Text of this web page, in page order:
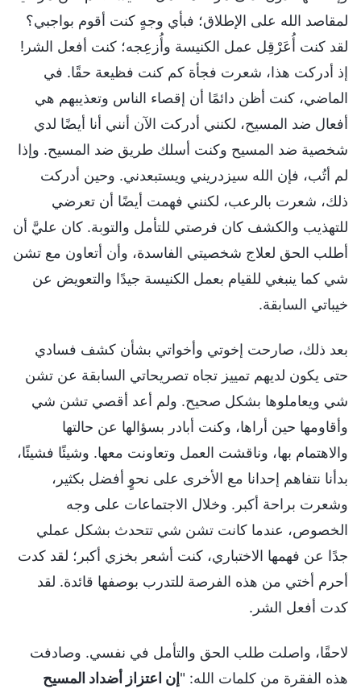
لمقاصد الله على الإطلاق؛ فبأي وجهٍ كنت أقوم بواجبي؟
لقد كنت أُعَرْقِل عمل الكنيسة وأُزعِجه؛ كنت أفعل الشر!
إذ أدركت هذا، شعرت فجأة كم كنت فظيعة حقًا. في
الماضي، كنت أظن دائمًا أن إقصاء الناس وتعذيبهم هي
أفعال ضد المسيح، لكنني أدركت الآن أنني أنا أيضًا لدي
شخصية ضد المسيح وكنت أسلك طريق ضد المسيح. وإذا
لم أتُب، فإن الله سيزدريني ويستبعدني. وحين أدركت
ذلك، شعرت بالرعب، لكنني فهمت أيضًا أن تعرضي
للتهذيب والكشف كان فرصتي للتأمل والتوبة. كان عليَّ أن
أطلب الحق لعلاج شخصيتي الفاسدة، وأن أتعاون مع تشن
شي كما ينبغي للقيام بعمل الكنيسة جيدًا والتعويض عن
خيباتي السابقة.
بعد ذلك، صارحت إخوتي وأخواتي بشأن كشف فسادي
حتى يكون لديهم تمييز تجاه تصريحاتي السابقة عن تشن
شي ويعاملوها بشكل صحيح. ولم أعد أقصي تشن شي
وأقاومها حين أراها، وكنت أبادر بسؤالها عن حالتها
والاهتمام بها، وناقشت العمل وتعاونت معها. وشيئًا فشيئًا،
بدأنا نتفاهم إحدانا مع الأخرى على نحوٍ أفضل بكثير،
وشعرت براحة أكبر. وخلال الاجتماعات على وجه
الخصوص، عندما كانت تشن شي تتحدث بشكل عملي
جدًا عن فهمها الاختباري، كنت أشعر بخزي أكبر؛ لقد كدت
أحرم أختي من هذه الفرصة للتدرب بوصفها قائدة. لقد
كدت أفعل الشر.
لاحقًا، واصلت طلب الحق والتأمل في نفسي. وصادفت
هذه الفقرة من كلمات الله: "إن اعتزاز أضداد المسيح